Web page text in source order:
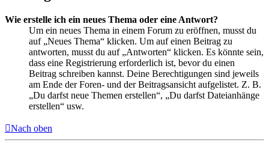
Wie erstelle ich ein neues Thema oder eine Antwort?
Um ein neues Thema in einem Forum zu eröffnen, musst du
auf „Neues Thema“ klicken. Um auf einen Beitrag zu
antworten, musst du auf „Antworten“ klicken. Es könnte sein,
dass eine Registrierung erforderlich ist, bevor du einen
Beitrag schreiben kannst. Deine Berechtigungen sind jeweils
am Ende der Foren- und der Beitragsansicht aufgelistet. Z. B.
„Du darfst neue Themen erstellen“, „Du darfst Dateianhänge
erstellen“ usw.
Nach oben